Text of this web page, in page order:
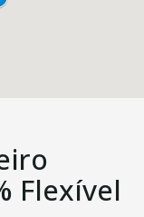
Flexível